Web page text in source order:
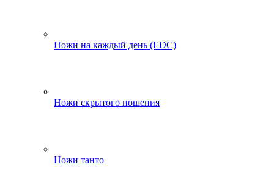
Ножи на каждый день (EDC)
Ножи скрытого ношения
Ножи танто